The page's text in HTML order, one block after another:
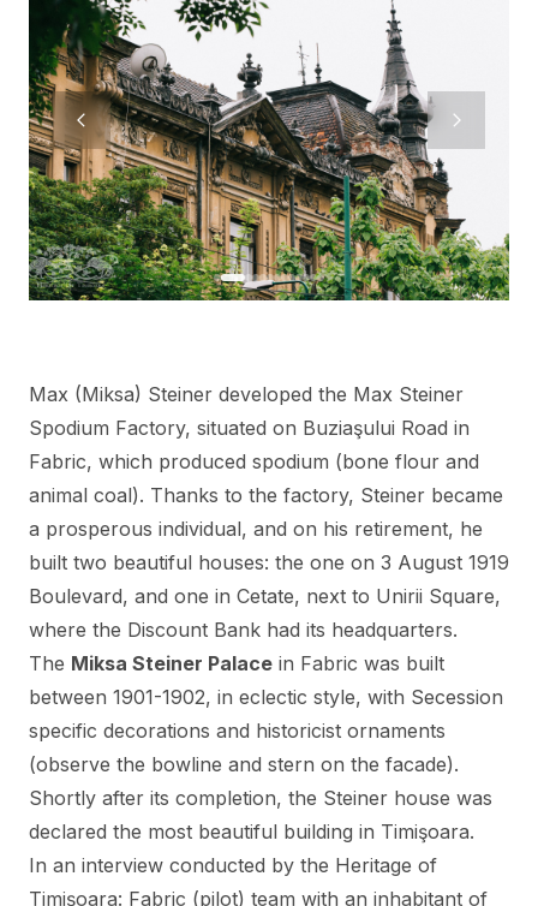
Max (Miksa) Steiner developed the Max Steiner
Spodium Factory, situated on Buziaşului Road in
Fabric, which produced spodium (bone flour and
animal coal). Thanks to the factory, Steiner became
a prosperous individual, and on his retirement, he
built two beautiful houses: the one on 3 August 1919
Boulevard, and one in Cetate, next to Unirii Square,
where the Discount Bank had its headquarters.
The Miksa Steiner Palace in Fabric was built
between 1901-1902, in eclectic style, with Secession
specific decorations and historicist ornaments
(observe the bowline and stern on the facade).
Shortly after its completion, the Steiner house was
declared the most beautiful building in Timişoara.
In an interview conducted by the Heritage of
Timişoara: Fabric (pilot) team with an inhabitant of